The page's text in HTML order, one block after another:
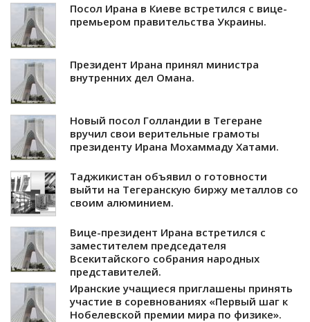
Посол Ирана в Киеве встретился с вице-
премьером правительства Украины.
Президент Ирана принял министра
внутренних дел Омана.
Новый посол Голландии в Тегеране
вручил свои верительные грамоты
президенту Ирана Мохаммаду Хатами.
Таджикистан объявил о готовности
выйти на Тегеранскую биржу металлов со
своим алюминием.
Вице-президент Ирана встретился с
заместителем председателя
Всекитайского собрания народных
представителей.
Иранские учащиеся приглашены принять
участие в соревнованиях «Первый шаг к
Нобелевской премии мира по физике».